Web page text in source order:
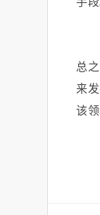
总
来
该